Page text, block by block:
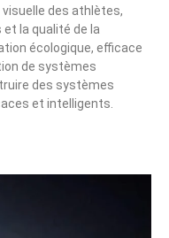
des athlètes,
la qualité de la
écologique, efficace
de systèmes
des systèmes
et intelligents.